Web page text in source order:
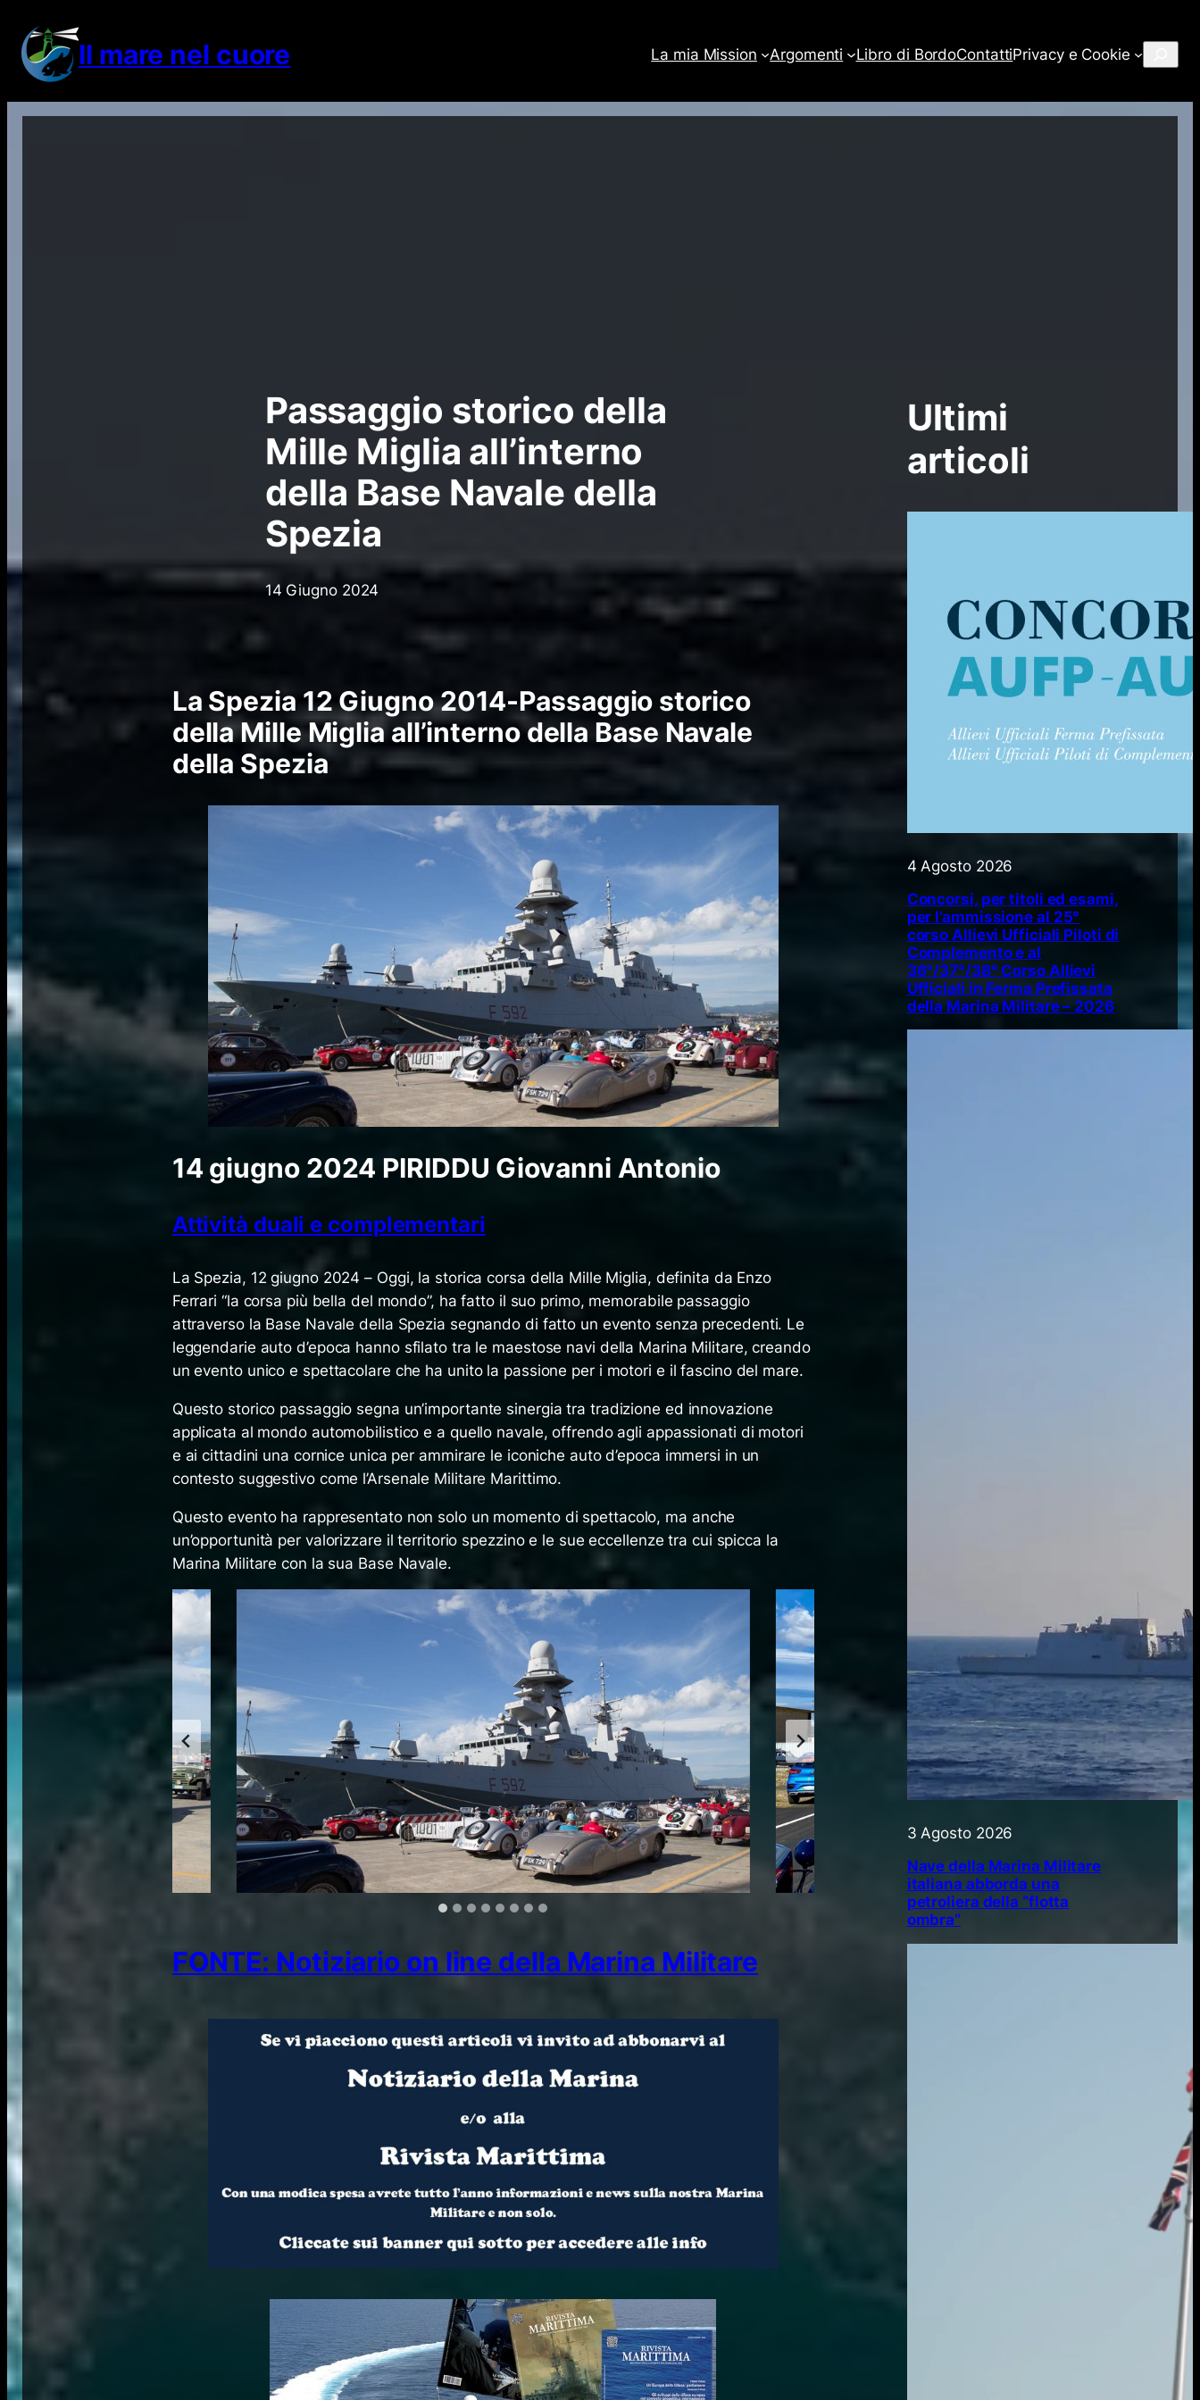
contenuto Il mare nel cuore La mia Mission Argomenti Libro di BordoContattiPrivacy e Cookie
Passaggio storico della
Mille Miglia all’interno
della Base Navale della
Spezia
14 Giugno 2024
La Spezia 12 Giugno 2014-Passaggio storico
della Mille Miglia all’interno della Base Navale
della Spezia
14 giugno 2024 PIRIDDU Giovanni Antonio
Attività duali e complementari
​La Spezia, 12 giugno 2024 – Oggi, la storica corsa della Mille Miglia, definita da Enzo
Ferrari “la corsa più bella del mondo”, ha fatto il suo primo, memorabile passaggio
attraverso la Base Navale della Spezia segnando di fatto un evento senza precedenti. Le
leggendarie auto d’epoca hanno sfilato tra le maestose navi della Marina Militare, creando
un evento unico e spettacolare che ha unito la passione per i motori e il fascino del mare.
Questo storico passaggio segna un’importante sinergia tra tradizione ed innovazione
applicata al mondo automobilistico e a quello navale, offrendo agli appassionati di motori
e ai cittadini una cornice unica per ammirare le iconiche auto d’epoca immersi in un
contesto suggestivo come l’Arsenale Militare Marittimo.
Questo evento ha rappresentato non solo un momento di spettacolo, ma anche
un’opportunità per valorizzare il territorio spezzino e le sue eccellenze tra cui spicca la
Marina Militare con la sua Base Navale.
FONTE: Notiziario on line della Marina Militare
Ultimi
articoli
4 Agosto 2026
Concorsi, per titoli ed esami,
per l’ammissione al 25°
corso Allievi Ufficiali Piloti di
Complemento e al
36°/37°/38° Corso Allievi
Ufficiali in Ferma Prefissata
della Marina Militare – 2026
3 Agosto 2026
Nave della Marina Militare
italiana abborda una
petroliera della “flotta
ombra”